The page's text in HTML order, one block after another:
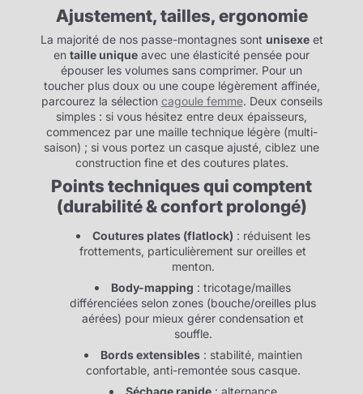
Ajustement, tailles, ergonomie
La majorité de nos passe-montagnes sont unisexeet
en taille unique avec une élasticité pensée pour
épouser les volumes sans comprimer. Pour un
toucher plus doux ou une coupe légèrement affinée,
parcourez la sélection cagoule femme. Deux conseils
simples : si vous hésitez entre deux épaisseurs,
commencez par une maille technique légère (multi-
saison) ; si vous portez un casque ajusté, ciblez une
construction fine et des coutures plates.
Points techniques qui comptent
(durabilité & confort prolongé)
Coutures plates (flatlock) : réduisent les
frottements, particulièrement sur oreilles et
menton.
Body-mapping : tricotage/mailles
différenciées selon zones (bouche/oreilles plus
aérées) pour mieux gérer condensation et
souffle.
Bords extensibles: stabilité, maintien
confortable, anti-remontée sous casque.
Séchage rapide: alternance